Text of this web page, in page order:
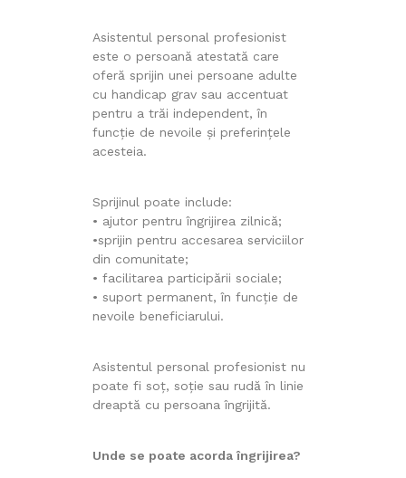
Asistentul personal profesionist
este o persoană atestată care
oferă sprijin unei persoane adulte
cu handicap grav sau accentuat
pentru a trăi independent, în
funcție de nevoile și preferințele
acesteia.
Sprijinul poate include:
• ajutor pentru îngrijirea zilnică;
•sprijin pentru accesarea serviciilor
din comunitate;
• facilitarea participării sociale;
• suport permanent, în funcție de
nevoile beneficiarului.
Asistentul personal profesionist nu
poate fi soț, soție sau rudă în linie
dreaptă cu persoana îngrijită.
Unde se poate acorda îngrijirea?